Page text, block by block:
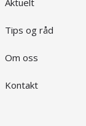
Aktuelt
Tips og råd
Om oss
Kontakt